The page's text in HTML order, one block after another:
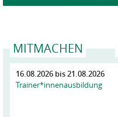
MITMACHEN
16.08.2026 bis21.08.2026
Trainer*innenausbildung